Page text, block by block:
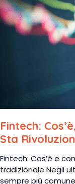
Fintech:
Sta
Fintech: Cos’è e
tradizionale Negli
sempre più comune